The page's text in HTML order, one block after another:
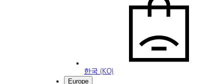
한국 (KO)
Europe